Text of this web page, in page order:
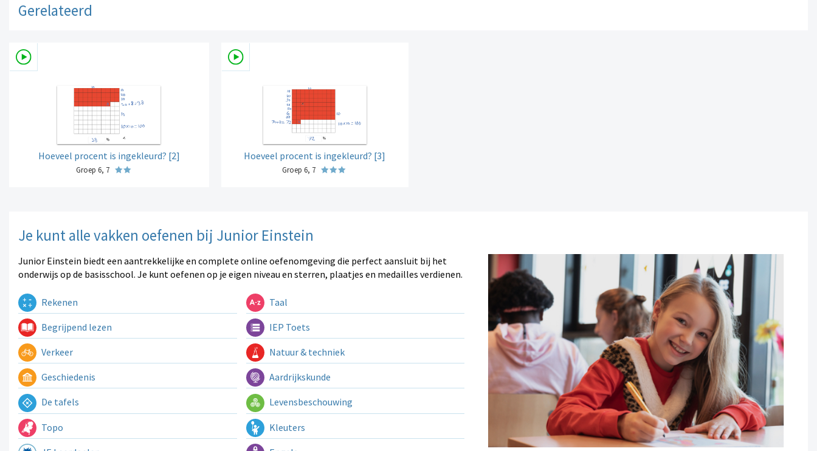
Gerelateerd
Hoeveel procent is ingekleurd? [2]
Groep 6, 7
Hoeveel procent is ingekleurd? [3]
Groep 6, 7
Je kunt alle vakken oefenen bij Junior Einstein
Junior Einstein biedt een aantrekkelijke en complete online oefenomgeving die perfect aansluit bij het
onderwijs op de basisschool. Je kunt oefenen op je eigen niveau en sterren, plaatjes en medailles verdienen.
Rekenen Taal
Begrijpend lezen IEP Toets
Verkeer Natuur & techniek
Geschiedenis Aardrijkskunde
De tafels Levensbeschouwing
Topo Kleuters